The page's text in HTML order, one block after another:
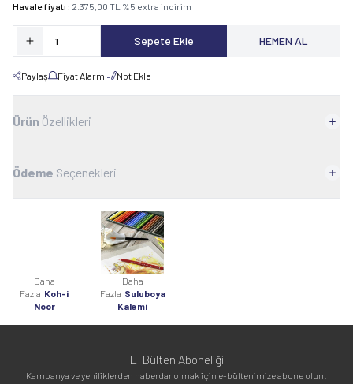
Havale fiyatı : 2.375,00 TL %5 extra indirim
Sepete Ekle HEMEN AL
Paylaş Fiyat Alarmı Not Ekle
Ürün Özellikleri
Ödeme Seçenekleri
Daha
Fazla Koh-i
Noor
Daha
Fazla Suluboya
Kalemi
E-Bülten Aboneliği
Kampanya ve yeniliklerden haberdar olmak için e-bültenimize abone olun!